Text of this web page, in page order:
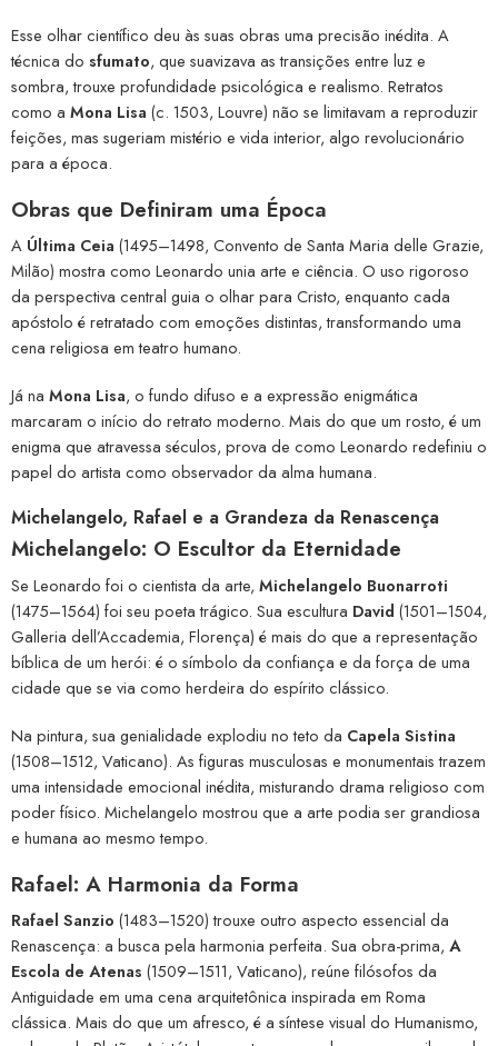
Esse olhar científico deu às suas obras uma precisão inédita. A
técnica do sfumato, que suavizava as transições entre luz e
sombra, trouxe profundidade psicológica e realismo. Retratos
como a Mona Lisa (c. 1503, Louvre) não se limitavam a reproduzir
feições, mas sugeriam mistério e vida interior, algo revolucionário
para a época.
Obras que Definiram uma Época
A Última Ceia (1495–1498, Convento de Santa Maria delle Grazie,
Milão) mostra como Leonardo unia arte e ciência. O uso rigoroso
da perspectiva central guia o olhar para Cristo, enquanto cada
apóstolo é retratado com emoções distintas, transformando uma
cena religiosa em teatro humano.
Já na Mona Lisa, o fundo difuso e a expressão enigmática
marcaram o início do retrato moderno. Mais do que um rosto, é um
enigma que atravessa séculos, prova de como Leonardo redefiniu o
papel do artista como observador da alma humana.
Michelangelo, Rafael e a Grandeza da Renascença
Michelangelo: O Escultor da Eternidade
Se Leonardo foi o cientista da arte, Michelangelo Buonarroti
(1475–1564) foi seu poeta trágico. Sua escultura David (1501–1504,
Galleria dell’Accademia, Florença) é mais do que a representação
bíblica de um herói: é o símbolo da confiança e da força de uma
cidade que se via como herdeira do espírito clássico.
Na pintura, sua genialidade explodiu no teto da Capela Sistina
(1508–1512, Vaticano). As figuras musculosas e monumentais trazem
uma intensidade emocional inédita, misturando drama religioso com
poder físico. Michelangelo mostrou que a arte podia ser grandiosa
e humana ao mesmo tempo.
Rafael: A Harmonia da Forma
Rafael Sanzio (1483–1520) trouxe outro aspecto essencial da
Renascença: a busca pela harmonia perfeita. Sua obra-prima, A
Escola de Atenas (1509–1511, Vaticano), reúne filósofos da
Antiguidade em uma cena arquitetônica inspirada em Roma
clássica. Mais do que um afresco, é a síntese visual do Humanismo,